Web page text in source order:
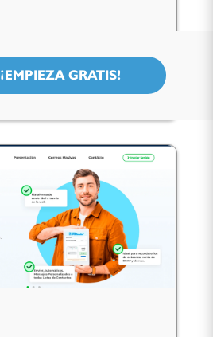
¡EMPIEZA GRATIS!